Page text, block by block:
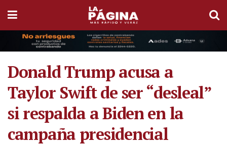
Donald Trump acusa a
Taylor Swift de ser “desleal”
si respalda a Biden en la
campaña presidencial